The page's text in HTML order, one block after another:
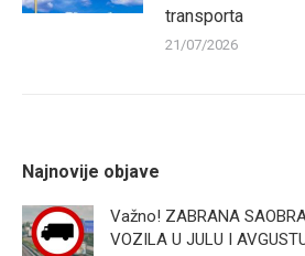
transporta
21/07/2026
Najnovije objave
Važno! ZABRANA
VOZILA U JULU I